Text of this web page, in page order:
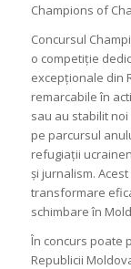
Champions of
Concursul
o competiție
excepționale din
remarcabile în
sau au stabilit
pe parcursul
refugiații
și jurnalism.
transformare
schimbare în
În concurs poate
Republicii